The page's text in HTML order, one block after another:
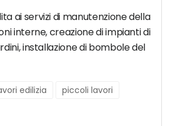
ai servizi di manutenzione della
interne, creazione di impianti di
installazione di bombole del
edilizia
piccoli lavori